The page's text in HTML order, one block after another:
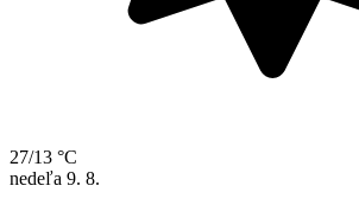
27/13 °C
nedeľa 9. 8.